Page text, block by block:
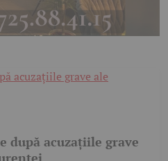
după acuzațiile grave